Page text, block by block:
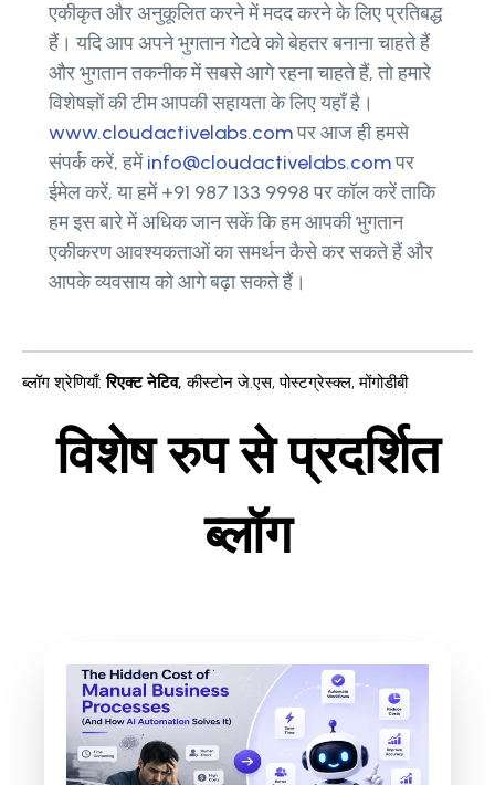
एकीकृत और अनुकूलित करने में मदद करने के लिए प्रतिबद्ध
हैं। यदि आप अपने भुगतान गेटवे को बेहतर बनाना चाहते हैं
और भुगतान तकनीक में सबसे आगे रहना चाहते हैं, तो हमारे
विशेषज्ञों की टीम आपकी सहायता के लिए यहाँ है।
www.cloudactivelabs.comपर आज ही हमसे
संपर्क करें, हमेंinfo@cloudactivelabs.comपर
ईमेल करें, या हमें +91 987 133 9998 पर कॉल करें ताकि
हम इस बारे में अधिक जान सकें कि हम आपकी भुगतान
एकीकरण आवश्यकताओं का समर्थन कैसे कर सकते हैं और
आपके व्यवसाय को आगे बढ़ा सकते हैं।
ब्लॉग श्रेणियाँ: रिएक्ट नेटिव, कीस्टोन जे.एस,पोस्टग्रेस्क्ल,मोंगोडीबी
विशेष रुप से प्रदर्शित
ब्लॉग